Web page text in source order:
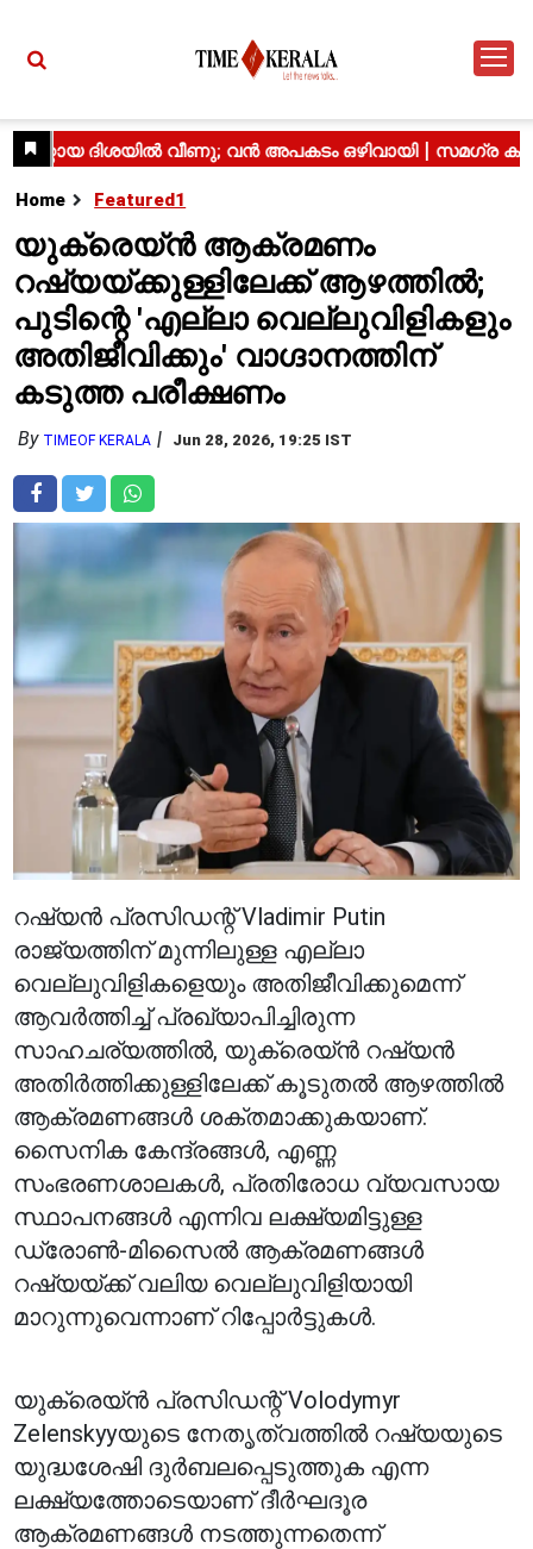
Home Featured1
യുക്രെയ്ൻ ആക്രമണം
റഷ്യയ്ക്കുള്ളിലേക്ക് ആഴത്തിൽ;
പുടിന്റെ 'എല്ലാ വെല്ലുവിളികളും
അതിജീവിക്കും' വാഗ്ദാനത്തിന്
കടുത്ത പരീക്ഷണം
By TIMEOF KERALA Jun 28, 2026, 19:25 IST
റഷ്യൻ പ്രസിഡന്റ് Vladimir Putin
രാജ്യത്തിന് മുന്നിലുള്ള എല്ലാ
വെല്ലുവിളികളെയും അതിജീവിക്കുമെന്ന്
ആവർത്തിച്ച് പ്രഖ്യാപിച്ചിരുന്ന
സാഹചര്യത്തിൽ, യുക്രെയ്ൻ റഷ്യൻ
അതിർത്തിക്കുള്ളിലേക്ക് കൂടുതൽ ആഴത്തിൽ
ആക്രമണങ്ങൾ ശക്തമാക്കുകയാണ്.
സൈനിക കേന്ദ്രങ്ങൾ, എണ്ണ
സംഭരണശാലകൾ, പ്രതിരോധ വ്യവസായ
സ്ഥാപനങ്ങൾ എന്നിവ ലക്ഷ്യമിട്ടുള്ള
ഡ്രോൺ-മിസൈൽ ആക്രമണങ്ങൾ
റഷ്യയ്ക്ക് വലിയ വെല്ലുവിളിയായി
മാറുന്നുവെന്നാണ് റിപ്പോർട്ടുകൾ.
യുക്രെയ്ൻ പ്രസിഡന്റ് Volodymyr
Zelenskyyയുടെ നേതൃത്വത്തിൽ റഷ്യയുടെ
യുദ്ധശേഷി ദുർബലപ്പെടുത്തുക എന്ന
ലക്ഷ്യത്തോടെയാണ് ദീർഘദൂര
ആക്രമണങ്ങൾ നടത്തുന്നതെന്ന്